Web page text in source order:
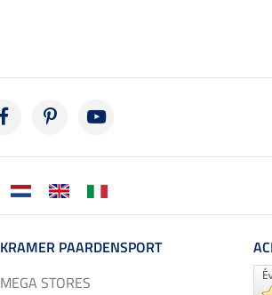
KRAMER PAARDENSPORT
MEGA STORES